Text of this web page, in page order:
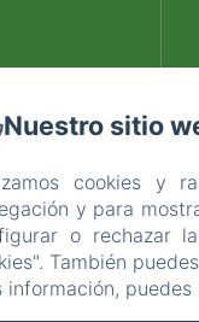
Nuestro sitio
cookies y
y para
o rechazar
También
información,